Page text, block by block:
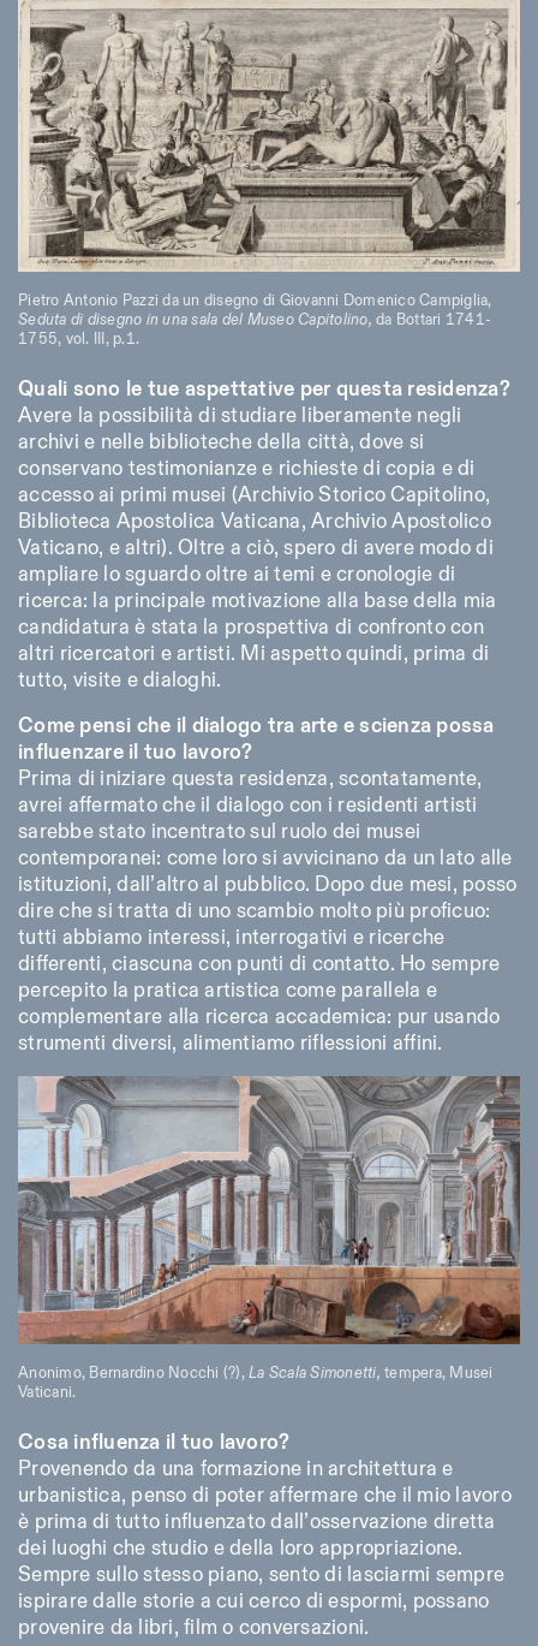
ISTITUTO SVIZZERO
MILAN
Sede di Milano
Via Vecchio Politecnico 3
20121 Milan
+39 02 76 01 61 18
milano@istitutosvizzero.it
HORAIRES DE VISITE:
I’ll miss you when I scroll
away
Lundi–vendredi : 11h00–
17h00
Jeudi : 11h00–20h00
Samedi : 14h00–18h00
Designed by Dallas
Pietro Antonio Pazzi da un disegno di Giovanni Domenico Campiglia,
Seduta di disegno in una sala del Museo Capitolino, da Bottari 1741-
1755, vol. III, p.1.
Quali sono le tue aspettative per questa residenza?
Avere la possibilità di studiare liberamente negli
archivi e nelle biblioteche della città, dove si
conservano testimonianze e richieste di copia e di
accesso ai primi musei (Archivio Storico Capitolino,
Biblioteca Apostolica Vaticana, Archivio Apostolico
Vaticano, e altri). Oltre a ciò, spero di avere modo di
ampliare lo sguardo oltre ai temi e cronologie di
ricerca: la principale motivazione alla base della mia
candidatura è stata la prospettiva di confronto con
altri ricercatori e artisti. Mi aspetto quindi, prima di
tutto, visite e dialoghi.
Come pensi che il dialogo tra arte e scienza possa
influenzare il tuo lavoro?
Prima di iniziare questa residenza, scontatamente,
avrei affermato che il dialogo con i residenti artisti
sarebbe stato incentrato sul ruolo dei musei
contemporanei: come loro si avvicinano da un lato alle
istituzioni, dall’altro al pubblico. Dopo due mesi, posso
dire che si tratta di uno scambio molto più proficuo:
tutti abbiamo interessi, interrogativi e ricerche
differenti, ciascuna con punti di contatto. Ho sempre
percepito la pratica artistica come parallela e
complementare alla ricerca accademica: pur usando
strumenti diversi, alimentiamo riflessioni affini.
Anonimo, Bernardino Nocchi (?),La Scala Simonetti, tempera, Musei
Vaticani.
Cosa influenza il tuo lavoro?
Provenendo da una formazione in architettura e
urbanistica, penso di poter affermare che il mio lavoro
è prima di tutto influenzato dall’osservazione diretta
dei luoghi che studio e della loro appropriazione.
Sempre sullo stesso piano, sento di lasciarmi sempre
ispirare dalle storie a cui cerco di espormi, possano
provenire da libri, film o conversazioni.